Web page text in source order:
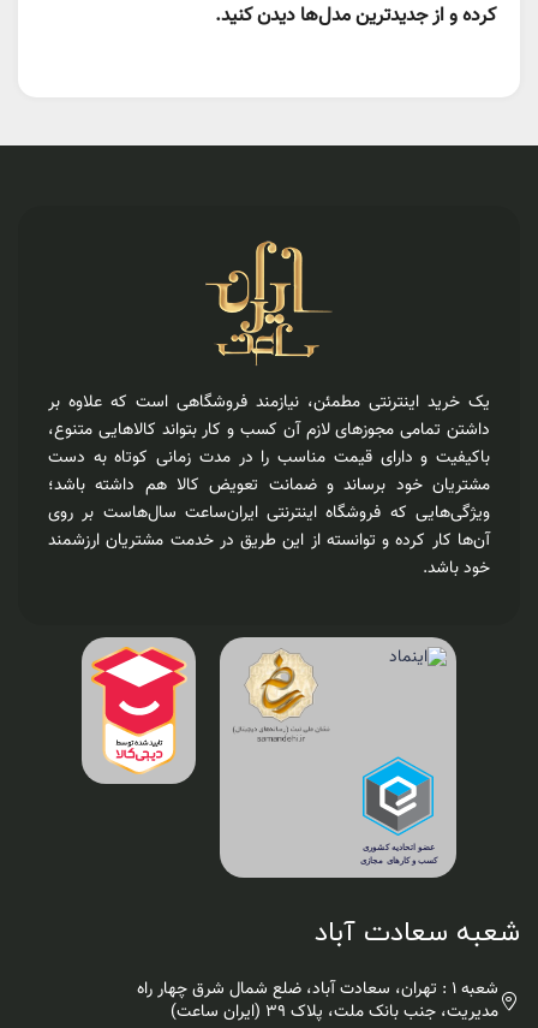
کرده و از جدیدترین مدل‌ها دیدن کنید.
یک خرید اینترنتی مطمئن، نیازمند فروشگاهی است که علاوه بر
داشتن تمامی مجوزهای لازم آن کسب و کار بتواند کالاهایی متنوع،
باکیفیت و دارای قیمت مناسب را در مدت زمانی کوتاه به دست
مشتریان خود برساند و ضمانت تعویض کالا هم داشته باشد؛
ویژگی‌هایی که فروشگاه اینترنتی ایران‌ساعت سال‌هاست بر روی
آن‌ها کار کرده و توانسته از این طریق در خدمت مشتریان ارزشمند
خود باشد.
شعبه سعادت آباد
شعبه 1 : تهران، سعادت آباد، ضلع شمال شرق چهار راه
مدیریت، جنب بانک ملت، پلاک ۳۹ (ایران ساعت)